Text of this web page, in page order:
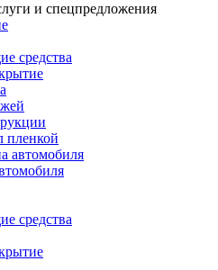
и спецпредложения
средства
пленкой
автомобиля
средства